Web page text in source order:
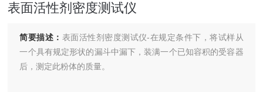
表面活性剂密度测试仪
简要描述： 表面活性剂密度测试仪-在规定条件下，将试样从
一个具有规定形状的漏斗中漏下，装满一个已知容积的受容器
后，测定此粉体的质量。